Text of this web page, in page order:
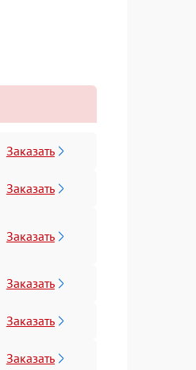
Заказать
Заказать
Заказать
Заказать
Заказать
Заказать